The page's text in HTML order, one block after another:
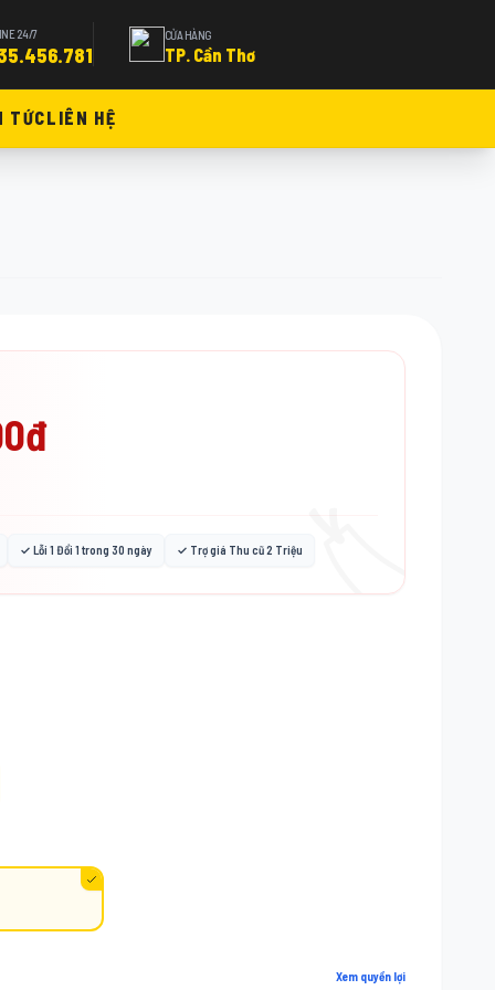
24/7 CỬA HÀNG
TP. Cần Thơ
TỨCLIÊN HỆ
🏷️
✓ Lỗi 1 Đổi 1 trong 30 ngày ✓ Trợ giá Thu cũ 2 Triệu
Xem quyền lợi